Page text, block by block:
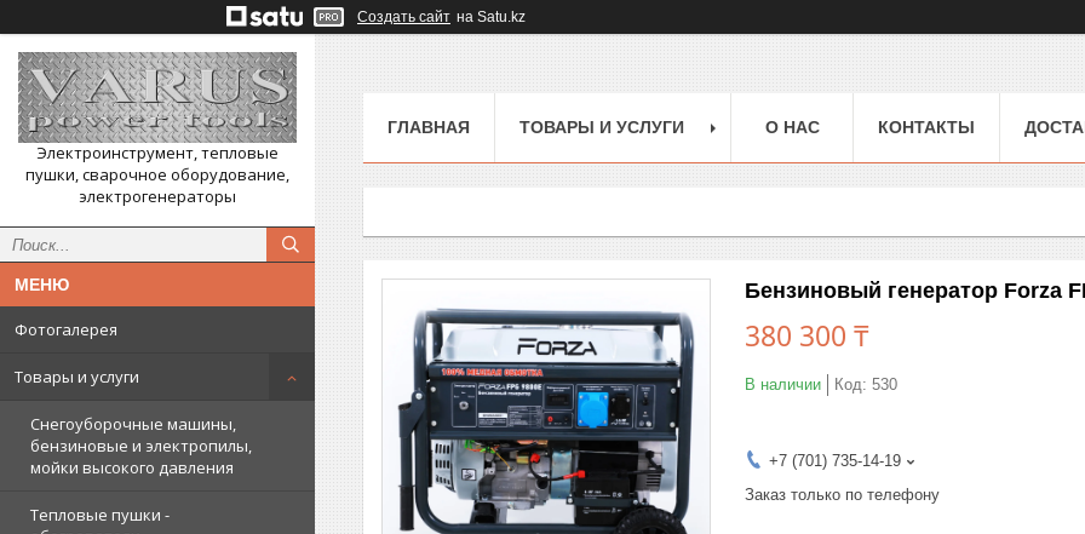
Создать сайт на Satu.kz
Электроинструмент, тепловые
пушки, сварочное оборудование,
электрогенераторы
Фотогалерея
Товары и услуги
Снегоуборочные машины,
бензиновые и электропилы,
мойки высокого давления
Тепловые пушки -
ГЛАВНАЯ ТОВАРЫ И УСЛУГИ О НАС КОНТАКТЫ
Бензиновый генератор Forza
380 300 ₸
В наличии Код: 530
+7 (701) 735-14-19
Заказ только по телефону